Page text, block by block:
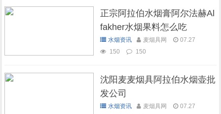
正宗阿拉伯水烟膏阿尔法赫Al
fakher水烟果料怎么吃
水烟资讯 麦烟具网
07.27
150
150
沈阳麦麦烟具阿拉伯水烟壶批
发公司
水烟资讯 麦烟具网
07.27